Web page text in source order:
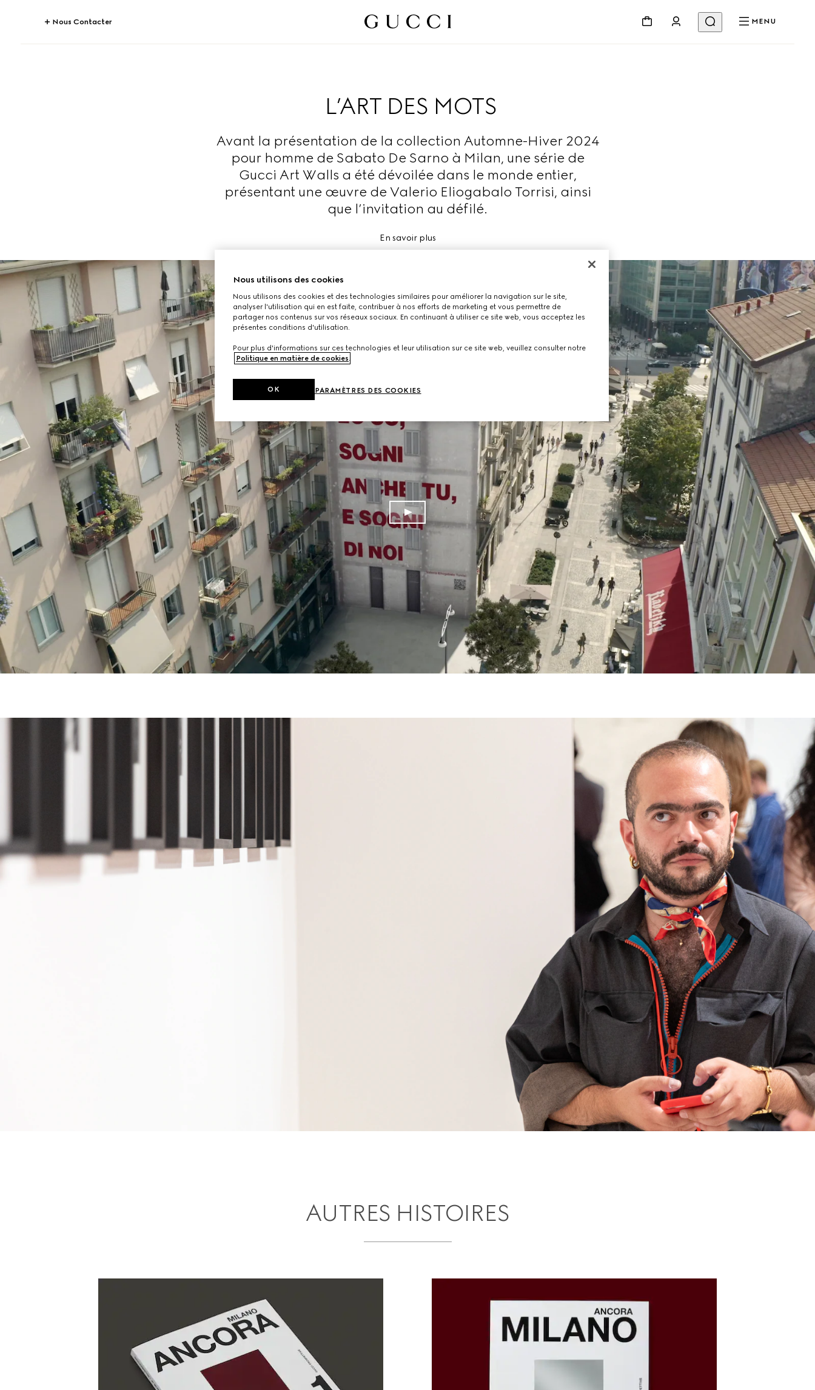
Nous Contacter MENU
L’ART DES MOTS
Avant la présentation de la collection Automne-Hiver 2024
pour homme de Sabato De Sarno à Milan, une série de
Gucci Art Walls a été dévoilée dans le monde entier,
présentant une œuvre de Valerio Eliogabalo Torrisi, ainsi
que l’invitation au défilé.
En savoir plus
AUTRES HISTOIRES
Nous utilisons des cookies
Nous utilisons des cookies et des technologies similaires pour améliorer la navigation sur le site,
analyser l'utilisation qui en est faite, contribuer à nos efforts de marketing et vous permettre de
partager nos contenus sur vos réseaux sociaux. En continuant à utiliser ce site web, vous acceptez les
présentes conditions d'utilisation.
Pour plus d'informations sur ces technologies et leur utilisation sur ce site web, veuillez consulter notre
Politique en matière de cookies.
PARAMÈTRES DES COOKIES
OK